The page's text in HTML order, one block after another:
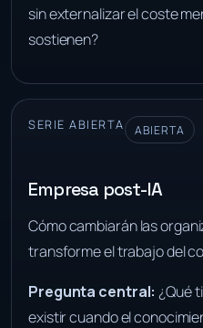
sin externalizar el coste
sostienen?
SERIE ABIERTA ABIERTA
Empresa post-IA
Cómo cambiarán las
transforme el trabajo del
Pregunta central: ¿Qué
existir cuando el